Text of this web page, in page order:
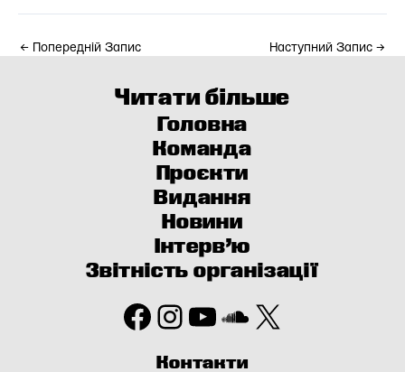
← Попередній Запис Наступний Запис →
Читати більше
Головна
Команда
Проєкти
Видання
Новини
Інтерв’ю
Звітність організації
Facebook Instagram YouTube SoundCloud X
Контакти